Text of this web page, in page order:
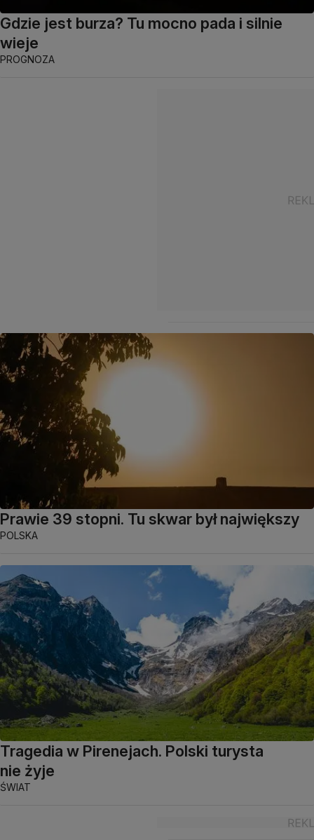
Gdzie jest burza? Tu mocno pada i silnie
wieje
PROGNOZA
Prawie 39 stopni. Tu skwar był największy
POLSKA
Tragedia w Pirenejach. Polski turysta
nie żyje
ŚWIAT